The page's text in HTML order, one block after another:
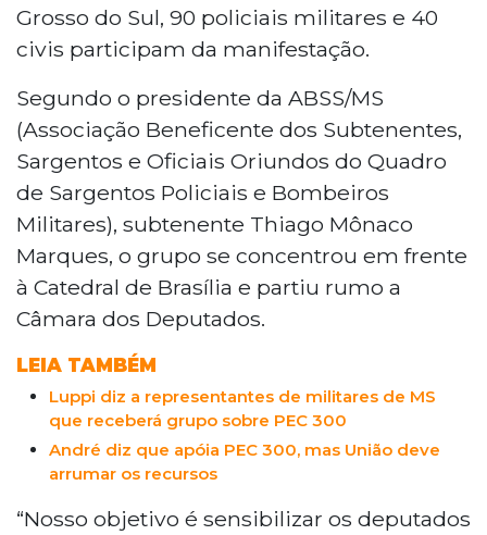
Grosso do Sul, 90 policiais militares e 40
civis participam da manifestação.
Segundo o presidente da ABSS/MS
(Associação Beneficente dos Subtenentes,
Sargentos e Oficiais Oriundos do Quadro
de Sargentos Policiais e Bombeiros
Militares), subtenente Thiago Mônaco
Marques, o grupo se concentrou em frente
à Catedral de Brasília e partiu rumo a
Câmara dos Deputados.
LEIA TAMBÉM
Luppi diz a representantes de militares de MS
que receberá grupo sobre PEC 300
André diz que apóia PEC 300, mas União deve
arrumar os recursos
“Nosso objetivo é sensibilizar os deputados